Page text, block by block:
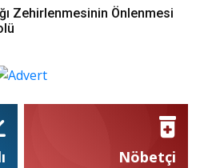
Zehirlenmesinin Önlenmesi
Nöbetçi